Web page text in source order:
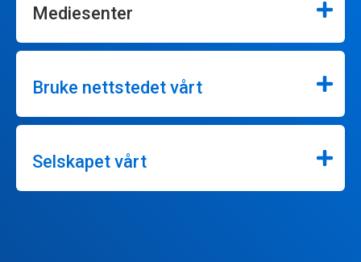
Mediesenter
Bruke nettstedet vårt
Selskapet vårt